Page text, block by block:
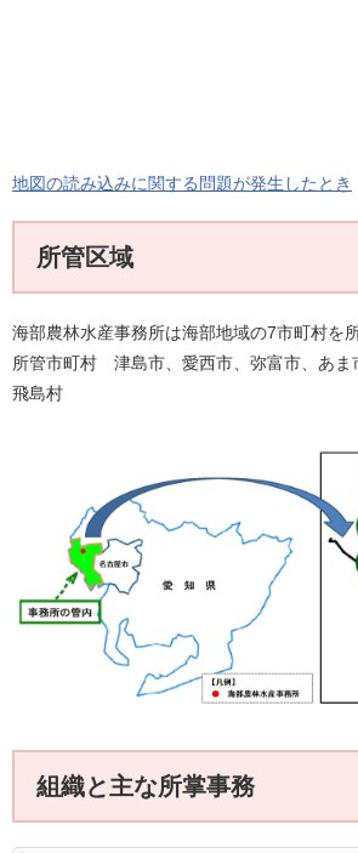
地図の読み込みに関する問題が発生したとき
所管区域
海部農林水産事務所は海部地域の7市町村を
所管市町村 津島市、愛西市、弥富市、あま
飛島村
組織と主な所掌事務